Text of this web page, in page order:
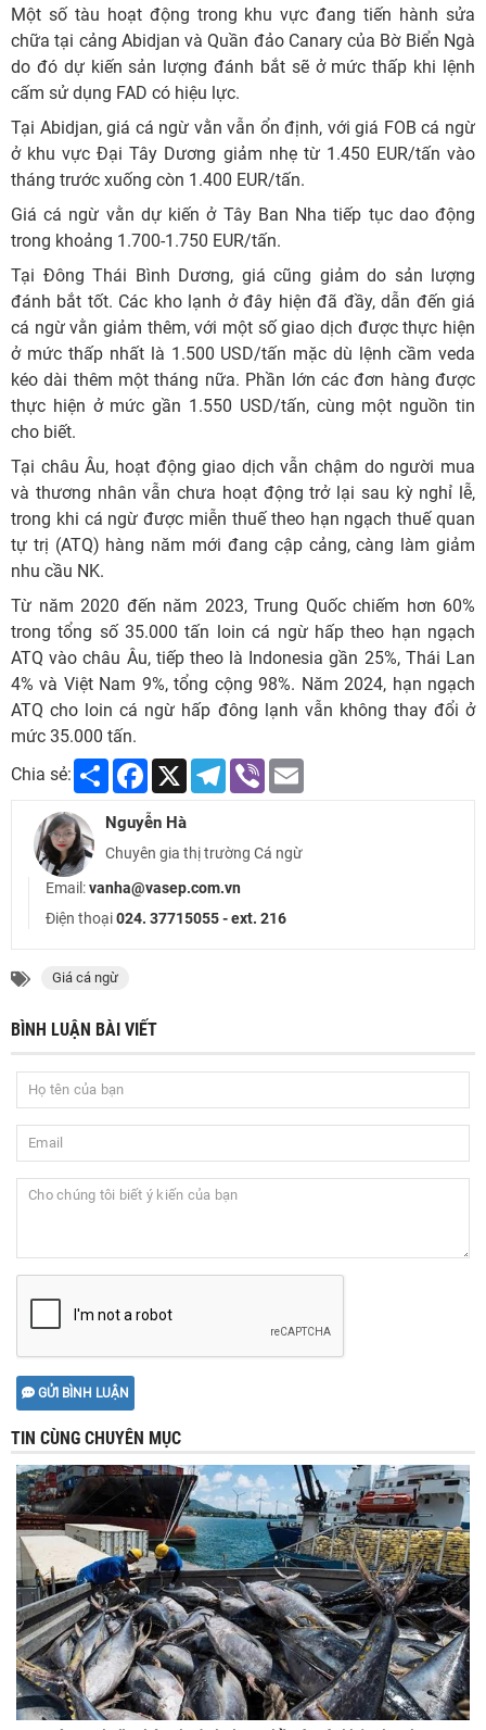
Một số tàu hoạt động trong khu vực đang tiến hành sửa
chữa tại cảng Abidjan và Quần đảo Canary của Bờ Biển Ngà
do đó dự kiến sản lượng đánh bắt sẽ ở mức thấp khi lệnh
cấm sử dụng FAD có hiệu lực.
Tại Abidjan, giá cá ngừ vằn vẫn ổn định, với giá FOB cá ngừ
ở khu vực Đại Tây Dương giảm nhẹ từ 1.450 EUR/tấn vào
tháng trước xuống còn 1.400 EUR/tấn.
Giá cá ngừ vằn dự kiến ở Tây Ban Nha tiếp tục dao động
trong khoảng 1.700-1.750 EUR/tấn.
Tại Đông Thái Bình Dương, giá cũng giảm do sản lượng
đánh bắt tốt. Các kho lạnh ở đây hiện đã đầy, dẫn đến giá
cá ngừ vằn giảm thêm, với một số giao dịch được thực hiện
ở mức thấp nhất là 1.500 USD/tấn mặc dù lệnh cầm veda
kéo dài thêm một tháng nữa. Phần lớn các đơn hàng được
thực hiện ở mức gần 1.550 USD/tấn, cùng một nguồn tin
cho biết.
Tại châu Âu, hoạt động giao dịch vẫn chậm do người mua
và thương nhân vẫn chưa hoạt động trở lại sau kỳ nghỉ lễ,
trong khi cá ngừ được miễn thuế theo hạn ngạch thuế quan
tự trị (ATQ) hàng năm mới đang cập cảng, càng làm giảm
nhu cầu NK.
Từ năm 2020 đến năm 2023, Trung Quốc chiếm hơn 60%
trong tổng số 35.000 tấn loin cá ngừ hấp theo hạn ngạch
ATQ vào châu Âu, tiếp theo là Indonesia gần 25%, Thái Lan
4% và Việt Nam 9%, tổng cộng 98%. Năm 2024, hạn ngạch
ATQ cho loin cá ngừ hấp đông lạnh vẫn không thay đổi ở
mức 35.000 tấn.
Chia sẻ:
Share Facebook
X Telegram
Viber
Nguyễn Hà
Chuyên gia thị trường Cá ngừ
Email:vanha@vasep.com.vn
Điện thoại024. 37715055 - ext. 216
Giá cá ngừ
BÌNH LUẬN BÀI VIẾT
GỬI BÌNH LUẬN
TIN CÙNG CHUYÊN MỤC